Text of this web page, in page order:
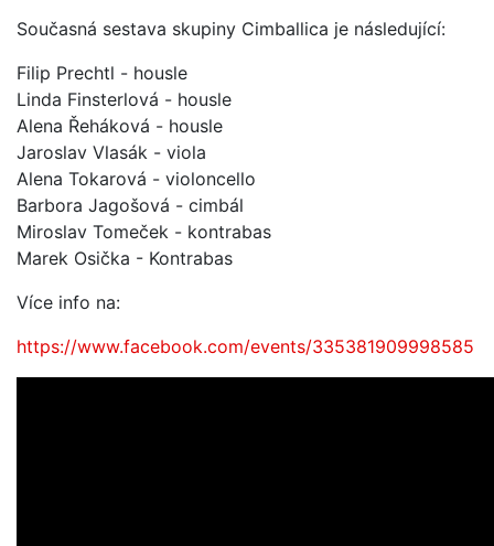
Současná sestava skupiny Cimballica je následující:
Filip Prechtl - housle
Linda Finsterlová - housle
Alena Řeháková - housle
Jaroslav Vlasák - viola
Alena Tokarová - violoncello
Barbora Jagošová - cimbál
Miroslav Tomeček - kontrabas
Marek Osička - Kontrabas
Více info na:
https://www.facebook.com/events/335381909998585